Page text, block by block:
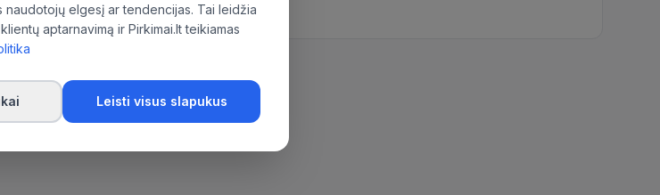
naudotojų elgesį ar tendencijas. Tai leidžia
aptarnavimą ir Pirkimai.lt teikiamas
Leisti visus slapukus